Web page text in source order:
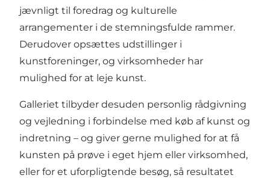
jævnligt til foredrag og kulturelle
arrangementer i de stemningsfulde rammer.
Derudover opsættes udstillinger i
kunstforeninger, og virksomheder har
mulighed for at leje kunst.
Galleriet tilbyder desuden personlig rådgivning
og vejledning i forbindelse med køb af kunst og
indretning – og giver gerne mulighed for at få
kunsten på prøve i eget hjem eller virksomhed,
eller for et uforpligtende besøg, så resultatet